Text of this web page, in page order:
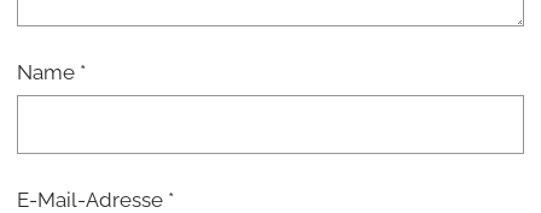
Name *
E-Mail-Adresse *